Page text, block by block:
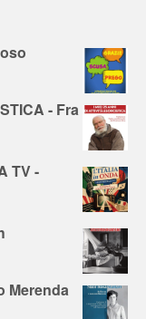
- Fra
TV -
Merenda